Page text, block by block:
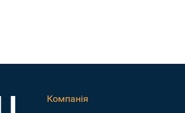
Компанія